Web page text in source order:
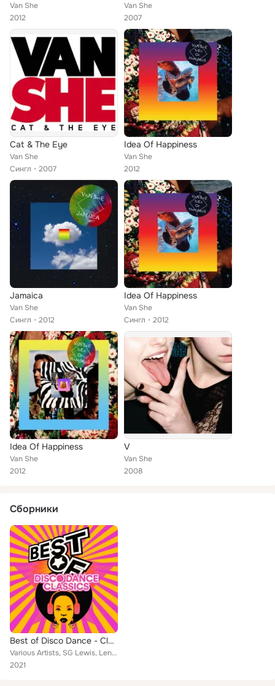
Van She
2012
Van She
2007
Cat & The Eye
Van She
Сингл
2007
Idea Of Happiness
Van She
2012
Jamaica
Van She
Сингл
2012
Idea Of Happiness
Van She
Сингл
2012
Idea Of Happiness
Van She
2012
V
Van She
2008
Сборники
Best of Disco Dance - Classics
Various Artists, SG Lewis, Lenny Williams, Laurin Rinder, Rufus, Isaac Hayes, Gloria Gaynor, Cameo, One Way, RAC, The Bar-Kays, ...
2021